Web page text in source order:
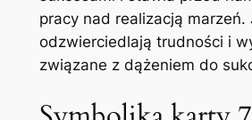
pracy nad realizacją marzeń.
odzwierciedlają trudności i
związane z dążeniem do